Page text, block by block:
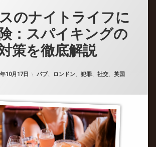
のナイトライフに
：スパイキングの
策を徹底解説
10月17日 カテゴリー:
パブ、 ロンドン、 犯罪、 社交、 英国